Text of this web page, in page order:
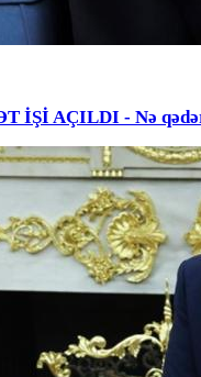
İŞİ AÇILDI - Nə